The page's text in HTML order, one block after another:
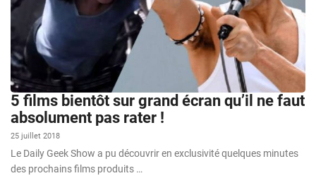
5 films bientôt sur grand écran qu’il ne faut
absolument pas rater !
25 juillet 2018
Le Daily Geek Show a pu découvrir en exclusivité quelques minutes
des prochains films produits …